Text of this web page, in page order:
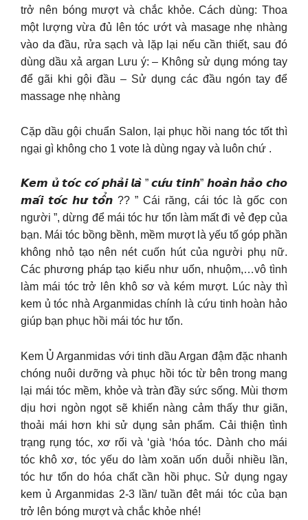
trở nên bóng mượt và chắc khỏe. Cách dùng: Thoa
một lượng vừa đủ lên tóc ướt và masage nhẹ nhàng
vào da đầu, rửa sạch và lặp lại nếu cần thiết, sau đó
dùng dầu xả argan Lưu ý: – Không sử dụng móng tay
để gãi khi gội đầu – Sử dụng các đầu ngón tay để
massage nhẹ nhàng
Cặp dầu gội chuẩn Salon, lại phục hồi nang tóc tốt thì
ngại gì không cho 1 vote là dùng ngay và luôn chứ .
𝙆𝙚𝙢 𝙪̉ 𝙩𝙤́𝙘 𝙘𝙤́ 𝙥𝙝𝙖̉𝙞 𝙡𝙖̀ ” 𝙘𝙪̛́𝙪 𝙩𝙞𝙣𝙝” 𝙝𝙤𝙖̀𝙣 𝙝𝙖̉𝙤 𝙘𝙝𝙤
𝙢𝙖́𝙞 𝙩𝙤́𝙘 𝙝𝙪̛ 𝙩𝙤̂̉𝙣 ?? ” Cái răng, cái tóc là gốc con
người ”, dừng để mái tóc hư tổn làm mất đi vẻ đẹp của
bạn. Mái tóc bồng bềnh, mềm mượt là yếu tố góp phần
không nhỏ tạo nên nét cuốn hút của người phụ nữ.
Các phương pháp tạo kiểu như uốn, nhuộm,…vô tình
làm mái tóc trở lên khô sơ và kém mượt. Lúc này thì
kem ủ tóc nhà Arganmidas chính là cứu tinh hoàn hảo
giúp bạn phục hồi mái tóc hư tổn.
Kem Ủ Arganmidas với tinh dầu Argan đậm đặc nhanh
chóng nuôi dưỡng và phục hồi tóc từ bên trong mang
lại mái tóc mềm, khỏe và tràn đầy sức sống. Mùi thơm
dịu hơi ngòn ngọt sẽ khiến nàng cảm thấy thư giãn,
thoải mái hơn khi sử dụng sản phẩm. Cải thiện tình
trạng rụng tóc, xơ rối và ‘già ‘hóa tóc. Dành cho mái
tóc khô xơ, tóc yếu do làm xoăn uốn duỗi nhiều lần,
tóc hư tổn do hóa chất cần hồi phục. Sử dụng ngay
kem ủ Arganmidas 2-3 lần/ tuần đêt mái tóc của bạn
trở lên bóng mượt và chắc khỏe nhé!